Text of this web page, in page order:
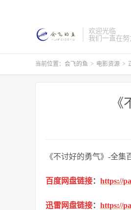
欢迎光临
我们一直在努
当前位置： 会飞的鱼 > 电影资源 >
《不讨好的勇气》-全集
百度网盘链接： https://
迅雷网盘链接： https://